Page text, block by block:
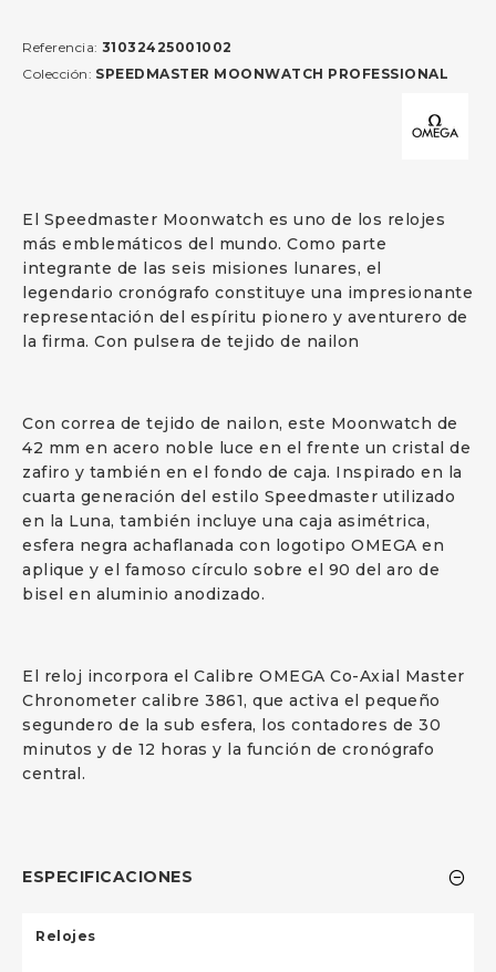
El Speedmaster Moonwatch es uno de los relojes
más emblemáticos del mundo. Como parte
integrante de las seis misiones lunares, el
legendario cronógrafo constituye una impresionante
representación del espíritu pionero y aventurero de
la firma. Con pulsera de tejido de nailon
Con correa de tejido de nailon, este Moonwatch de
42 mm en acero noble luce en el frente un cristal de
zafiro y también en el fondo de caja. Inspirado en la
cuarta generación del estilo Speedmaster utilizado
en la Luna, también incluye una caja asimétrica,
esfera negra achaflanada con logotipo OMEGA en
aplique y el famoso círculo sobre el 90 del aro de
bisel en aluminio anodizado.
El reloj incorpora el Calibre OMEGA Co-Axial Master
Chronometer calibre 3861, que activa el pequeño
segundero de la sub esfera, los contadores de 30
minutos y de 12 horas y la función de cronógrafo
central.
ESPECIFICACIONES
Relojes
Referencia: 31032425001002
Colección: SPEEDMASTER MOONWATCH PROFESSIONAL